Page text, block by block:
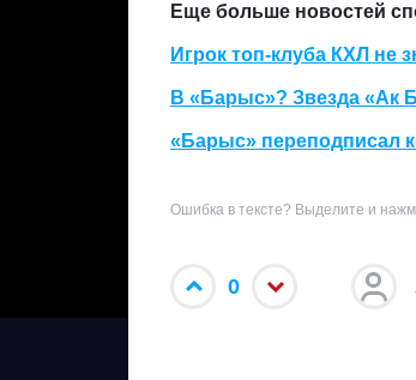
Еще больше новостей
Игрок топ-клуба КХЛ не
В «Барыс»? Звезда «Ак
«Барыс» переподписал
Ошибка в тексте? Выделите и
0